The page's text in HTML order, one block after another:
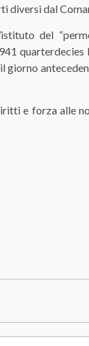
diversi dal
del
quarterdecies
giorno
e forza alle